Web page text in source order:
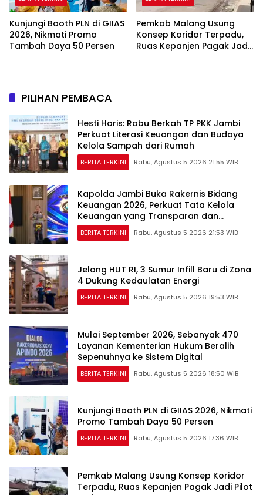
Kunjungi Booth PLN di GIIAS
2026, Nikmati Promo
Tambah Daya 50 Persen
Pemkab Malang Usung
Konsep Koridor Terpadu,
Ruas Kepanjen Pagak Jadi
PILIHAN PEMBACA
Hesti Haris: Rabu Berkah TP PKK Jambi
Perkuat Literasi Keuangan dan Budaya
Kelola Sampah dari Rumah
BERITA TERKINI Rabu, Agustus 5 2026 21:55 WIB
Kapolda Jambi Buka Rakernis Bidang
Keuangan 2026, Perkuat Tata Kelola
Keuangan yang Transparan dan
Akuntabel
BERITA TERKINI Rabu, Agustus 5 2026 21:53 WIB
Jelang HUT RI, 3 Sumur Infill Baru di Zona
4 Dukung Kedaulatan Energi
BERITA TERKINI Rabu, Agustus 5 2026 19:53 WIB
Mulai September 2026, Sebanyak 470
Layanan Kementerian Hukum Beralih
Sepenuhnya ke Sistem Digital
BERITA TERKINI Rabu, Agustus 5 2026 18:50 WIB
Kunjungi Booth PLN di GIIAS 2026, Nikmati
Promo Tambah Daya 50 Persen
BERITA TERKINI Rabu, Agustus 5 2026 17:36 WIB
Pemkab Malang Usung Konsep Koridor
Terpadu, Ruas Kepanjen Pagak Jadi Pilot